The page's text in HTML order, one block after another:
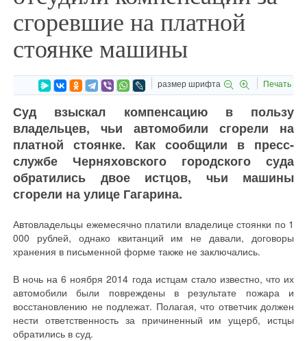
сгоревшие на платной
стоянке машины
размер шрифта Печать
Суд взыскал компенсацию в пользу
владельцев, чьи автомобили сгорели на
платной стоянке. Как сообщили в пресс-
службе Черняховского городского суда
обратились двое истцов, чьи машины
сгорели на улице Гагарина.
Автовладельцы ежемесячно платили владелице стоянки по 1
000 рублей, однако квитанций им не давали, договоры
хранения в письменной форме также не заключались.
В ночь на 6 ноября 2014 года истцам стало известно, что их
автомобили были повреждены в результате пожара и
восстановлению не подлежат. Полагая, что ответчик должен
нести ответственность за причиненный им ущерб, истцы
обратились в суд.